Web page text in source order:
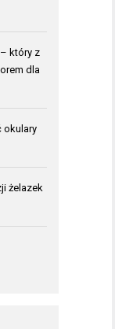
który z
dla
okulary
żelazek